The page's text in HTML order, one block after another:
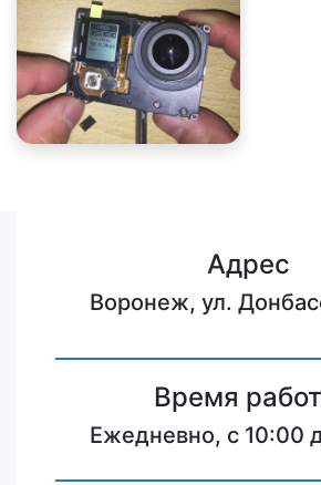
Адрес
Воронеж, ул.
Время
Ежедневно, с 10:00